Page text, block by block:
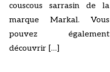
couscous sarrasin de la
marque Markal. Vous
pouvez également
découvrir […]